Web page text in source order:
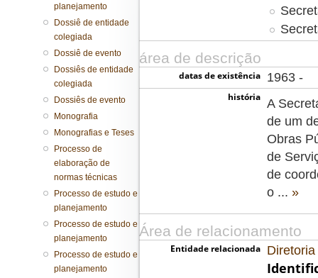
área de descrição
datas de existência 1963 -
história A
de um
Obras
de
de
o ...»
Área de relacionamento
Entidade relacionada
planejamento
Dossiê de entidade
colegiada
Dossiê de evento
Dossiês de entidade
colegiada
Dossiês de evento
Monografia
Monografias e Teses
Processo de
elaboração de
normas técnicas
Processo de estudo e
planejamento
Processo de estudo e
planejamento
Processo de estudo e
planejamento